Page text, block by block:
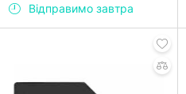
Відправимо завтра